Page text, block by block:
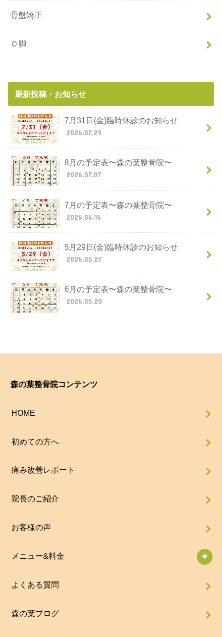
骨盤矯正
Ｏ脚
最新投稿・お知らせ
7月31日(金)臨時休診のお知らせ
2026.07.29
8月の予定表〜森の葉整骨院〜
2026.07.07
7月の予定表〜森の葉整骨院〜
2026.06.16
5月29日(金)臨時休診のお知らせ
2026.05.27
6月の予定表〜森の葉整骨院〜
2026.05.20
森の葉整骨院コンテンツ
HOME
初めての方へ
痛み改善レポート
院長のご紹介
お客様の声
メニュー&料金
よくある質問
森の葉ブログ